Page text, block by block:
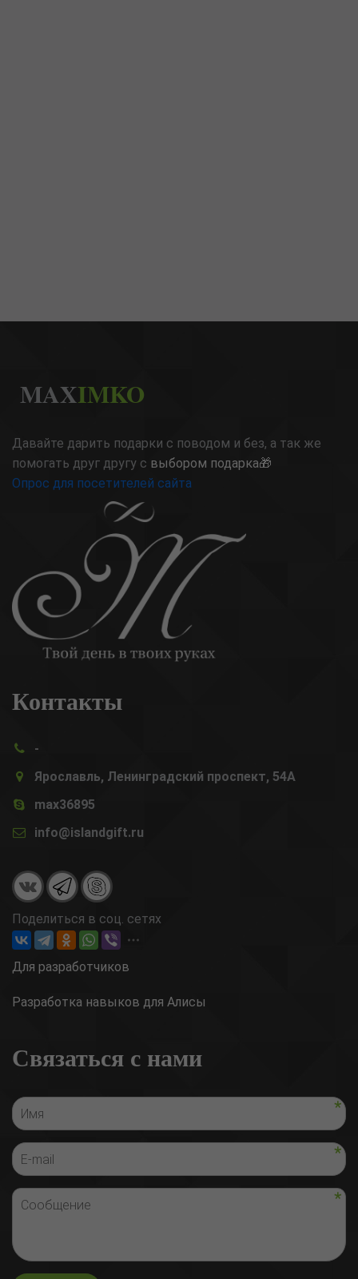
MAXIMKO
Давайте дарить подарки с поводом и без, а так же
помогать друг другу с выбором подарка🎁
Опрос для посетителей сайта
Контакты
-
Ярославль, Ленинградский проспект, 54А
max36895
info@islandgift.ru
Поделиться в соц. сетях
Для разработчиков
Разработка навыков для Алисы
Связаться с нами